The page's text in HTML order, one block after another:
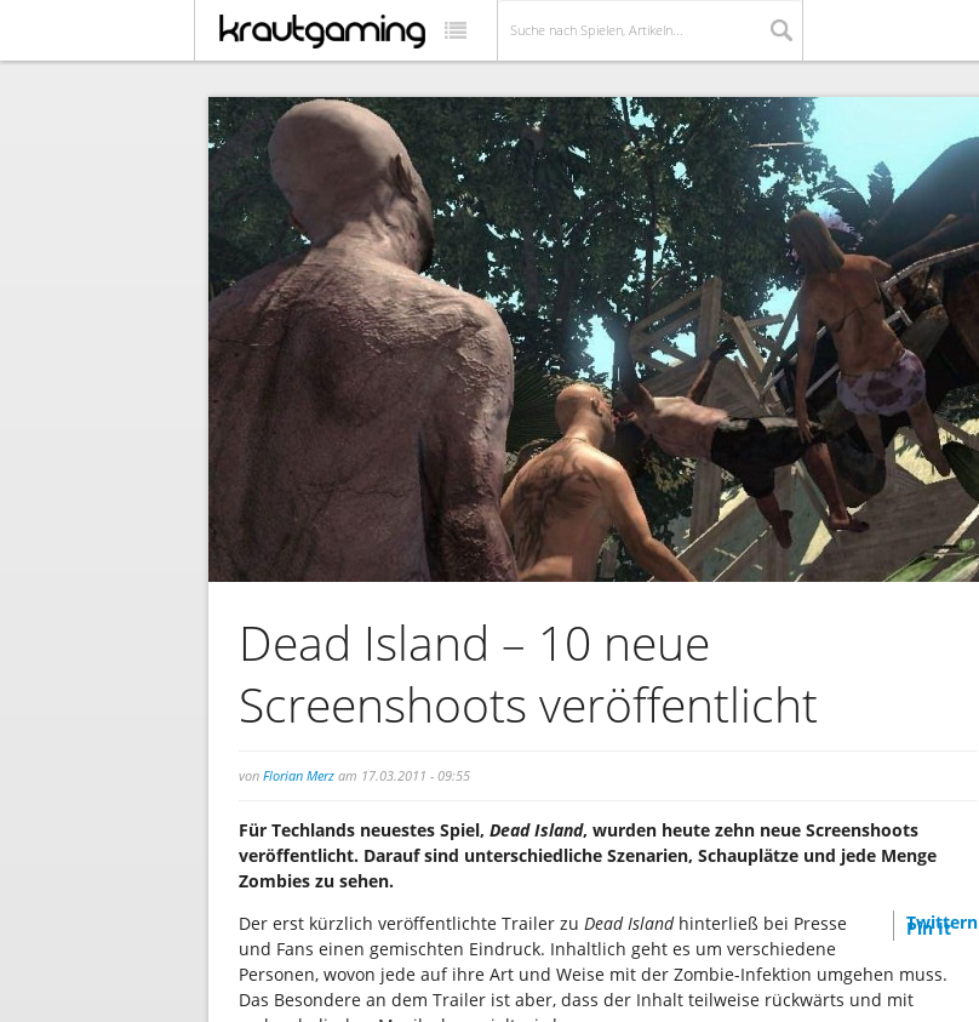
Dead Island – 10 neue
Screenshoots veröffentlicht
von Florian Merz am 17.03.2011 - 09:55
Für Techlands neuestes Spiel, Dead Island, wurden heute zehn neue Screenshoots
veröffentlicht. Darauf sind unterschiedliche Szenarien, Schauplätze und jede Menge
Zombies zu sehen.
Twittern
Pin It
Der erst kürzlich veröffentlichte Trailer zu Dead Island hinterließ bei Presse
und Fans einen gemischten Eindruck. Inhaltlich geht es um verschiedene
Personen, wovon jede auf ihre Art und Weise mit der Zombie-Infektion umgehen muss.
Das Besondere an dem Trailer ist aber, dass der Inhalt teilweise rückwärts und mit